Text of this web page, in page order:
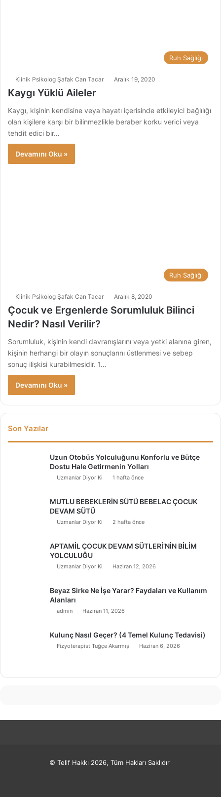
Ruh Sağlığı
Klinik Psikolog Şafak Can Tacar Aralık 19, 2020
Kaygı Yüklü Aileler
Kaygı, kişinin kendisine veya hayatı içerisinde etkileyici bağlılığı
olan kişilere karşı bir bilinmezlikle beraber korku verici veya
tehdit edici bir…
Devamını Oku »
Ruh Sağlığı
Klinik Psikolog Şafak Can Tacar Aralık 8, 2020
Çocuk ve Ergenlerde Sorumluluk Bilinci
Nedir? Nasıl Verilir?
Sorumluluk, kişinin kendi davranışlarını veya yetki alanına giren,
kişinin herhangi bir olayın sonuçlarını üstlenmesi ve sebep
sonuç ilişkisi kurabilmesidir. 1…
Devamını Oku »
Son Yazılar
Uzun Otobüs Yolculuğunu Konforlu ve Bütçe
Dostu Hale Getirmenin Yolları
Uzmanlar Diyor Ki 1 hafta önce
MUTLU BEBEKLERİN SÜTÜ BEBELAC ÇOCUK
DEVAM SÜTÜ
Uzmanlar Diyor Ki 2 hafta önce
APTAMİL ÇOCUK DEVAM SÜTLERİ’NİN BİLİM
YOLCULUĞU
Uzmanlar Diyor Ki Haziran 12, 2026
Beyaz Sirke Ne İşe Yarar? Faydaları ve Kullanım
Alanları
admin Haziran 11, 2026
Kulunç Nasıl Geçer? (4 Temel Kulunç Tedavisi)
Fizyoterapist Tuğçe Akarmış Haziran 6, 2026
© Telif Hakkı 2026, Tüm Hakları Saklıdır